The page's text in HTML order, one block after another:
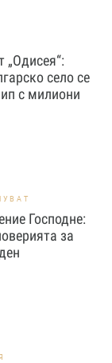
„Одисея“:
село се
с милиони
Господне:
за